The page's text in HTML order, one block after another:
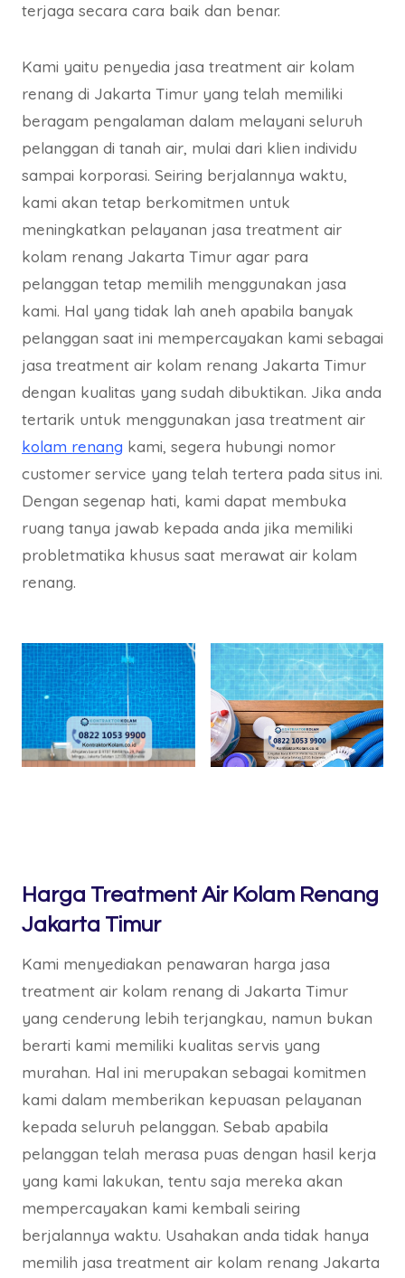
terjaga secara cara baik dan benar.
Kami yaitu penyedia jasa treatment air kolam
renang di Jakarta Timur yang telah memiliki
beragam pengalaman dalam melayani seluruh
pelanggan di tanah air, mulai dari klien individu
sampai korporasi. Seiring berjalannya waktu,
kami akan tetap berkomitmen untuk
meningkatkan pelayanan jasa treatment air
kolam renang Jakarta Timur agar para
pelanggan tetap memilih menggunakan jasa
kami. Hal yang tidak lah aneh apabila banyak
pelanggan saat ini mempercayakan kami sebagai
jasa treatment air kolam renang Jakarta Timur
dengan kualitas yang sudah dibuktikan. Jika anda
tertarik untuk menggunakan jasa treatment air
kolam renang kami, segera hubungi nomor
customer service yang telah tertera pada situs ini.
Dengan segenap hati, kami dapat membuka
ruang tanya jawab kepada anda jika memiliki
probletmatika khusus saat merawat air kolam
renang.
Harga Treatment Air Kolam Renang
Jakarta Timur
Kami menyediakan penawaran harga jasa
treatment air kolam renang di Jakarta Timur
yang cenderung lebih terjangkau, namun bukan
berarti kami memiliki kualitas servis yang
murahan. Hal ini merupakan sebagai komitmen
kami dalam memberikan kepuasan pelayanan
kepada seluruh pelanggan. Sebab apabila
pelanggan telah merasa puas dengan hasil kerja
yang kami lakukan, tentu saja mereka akan
mempercayakan kami kembali seiring
berjalannya waktu. Usahakan anda tidak hanya
memilih jasa treatment air kolam renang Jakarta